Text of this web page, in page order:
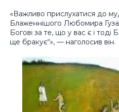
«Важливо прислухатися до
Блаженнішого Любомира
Богові за те, що у вас є і
ще бракує“», — наголосив він.